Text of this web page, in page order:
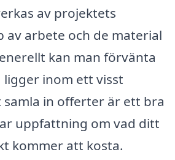
av projektets
arbete och de material
kan man förvänta
inom ett visst
samla in offerter är ett bra
uppfattning om vad ditt
kommer att kosta.